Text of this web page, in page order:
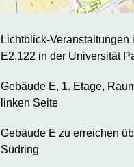
Lichtblick-Veranstaltungen
E2.122 in der Universität
Gebäude E, 1. Etage,
linken Seite
Gebäude E zu erreichen
Südring